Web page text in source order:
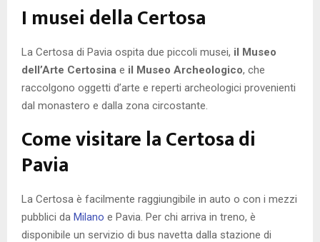
I musei della Certosa
La Certosa di Pavia ospita due piccoli musei, il Museo
dell’Arte Certosina e il Museo Archeologico, che
raccolgono oggetti d’arte e reperti archeologici provenienti
dal monastero e dalla zona circostante.
Come visitare la Certosa di
Pavia
La Certosa è facilmente raggiungibile in auto o con i mezzi
pubblici da Milano e Pavia. Per chi arriva in treno, è
disponibile un servizio di bus navetta dalla stazione di